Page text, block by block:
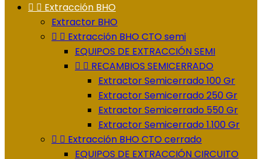
  Extracción BHO
Extractor BHO
  Extracción BHO CTO semi
EQUIPOS DE EXTRACCIÓN SEMI
  RECAMBIOS SEMICERRADO
Extractor Semicerrado 100 Gr
Extractor Semicerrado 250 Gr
Extractor Semicerrado 550 Gr
Extractor Semicerrado 1.100 Gr
  Extracción BHO CTO cerrado
EQUIPOS DE EXTRACCIÓN CIRCUITO